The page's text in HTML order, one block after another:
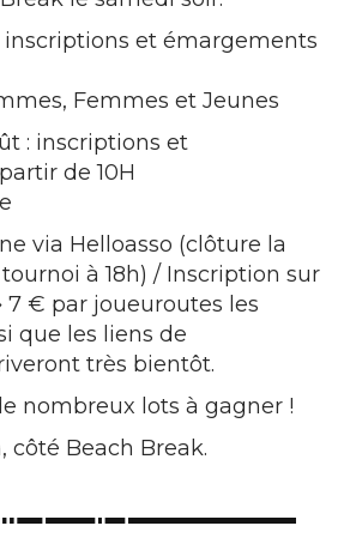
inscriptions et émargements
Femmes et Jeunes
: inscriptions et
de 10H
via Helloasso (clôture la
à 18h) / Inscription sur
7 € par joueuroutes les
que les liens de
très bientôt.
nombreux lots à gagner !
côté Beach Break.